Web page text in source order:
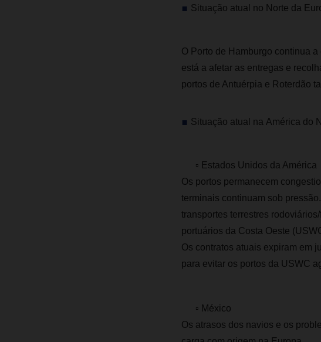
Situação atual no Norte da
O Porto de Hamburgo continua
está a afetar as entregas e
portos de Antuérpia e Roterdão
Situação atual na América do
▫ Estados Unidos da América
Os portos permanecem
terminais continuam sob
transportes terrestres
portuários da Costa Oeste
Os contratos atuais expiram em
para evitar os portos da USWC
▫ México
Os atrasos dos navios e os